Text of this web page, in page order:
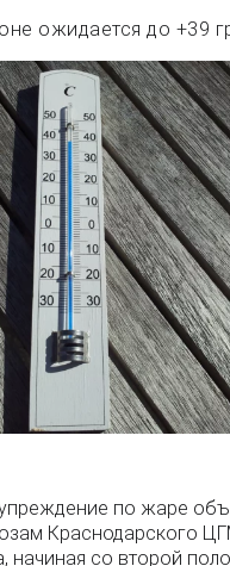
ожидается до +39
по жаре
Краснодарского
начиная со второй